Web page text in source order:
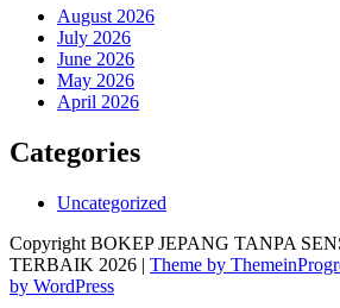
August 2026
July 2026
June 2026
May 2026
April 2026
Categories
Uncategorized
Copyright BOKEP JEPANG TANPA
TERBAIK 2026 | Theme by
by WordPress